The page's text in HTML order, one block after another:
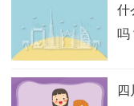
什
吗